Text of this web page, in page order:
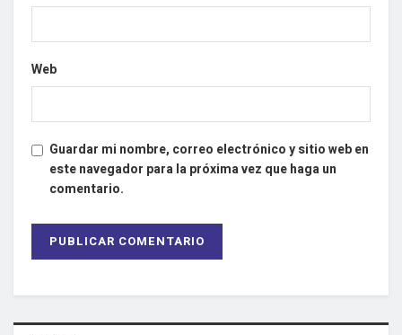
Web
Guardar mi nombre, correo electrónico y sitio web en
este navegador para la próxima vez que haga un
comentario.